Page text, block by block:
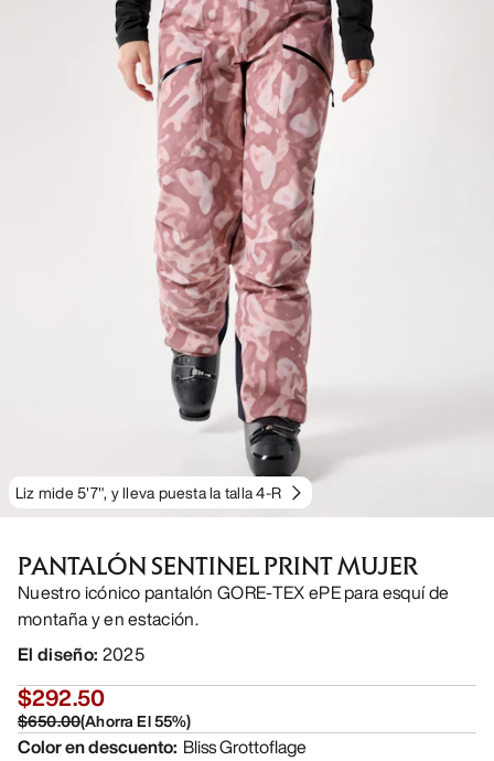
Liz mide 5'7", y lleva puesta la talla 4-R
PANTALÓN SENTINEL PRINT MUJER
Nuestro icónico pantalón GORE-TEX ePE para esquí de
montaña y en estación.
El diseño: 2025
$292.50
$650.00(Ahorra El55%)
Color en descuento: Bliss Grottoflage